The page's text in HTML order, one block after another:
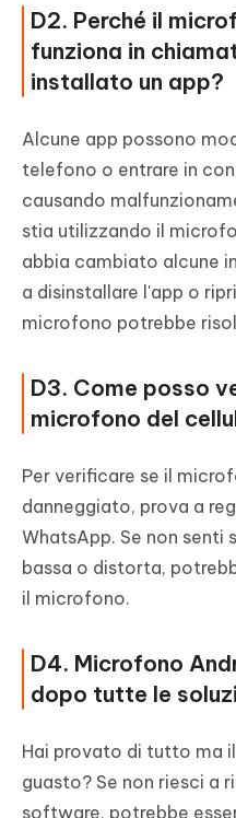
D2. Perché il
funziona in
installato un app?
Alcune app possono
telefono o entrare in
causando
stia utilizzando il
abbia cambiato alcune
a disinstallare l'app o
microfono potrebbe
D3. Come posso
microfono del
Per verificare se il
danneggiato, prova a
WhatsApp. Se non senti
bassa o distorta,
il microfono.
D4. Microfono
dopo tutte le
Hai provato di tutto ma
guasto? Se non riesci a
software, potrebbe